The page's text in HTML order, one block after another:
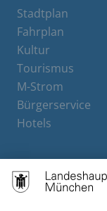
Stadtplan
Fahrplan
Kultur
Tourismus
M-Strom
Bürgerservice
Hotels
Contact